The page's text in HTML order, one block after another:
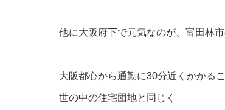
他に大阪府下で元気なのが、富田林市
大阪都心から通勤に30分近くかかる
世の中の住宅団地と同じく